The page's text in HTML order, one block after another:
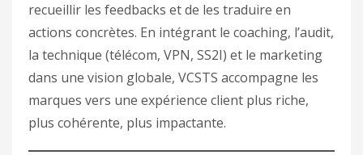
recueillir les feedbacks et de les traduire en
actions concrètes. En intégrant le coaching, l’audit,
la technique (télécom, VPN, SS2I) et le marketing
dans une vision globale, VCSTS accompagne les
marques vers une expérience client plus riche,
plus cohérente, plus impactante.